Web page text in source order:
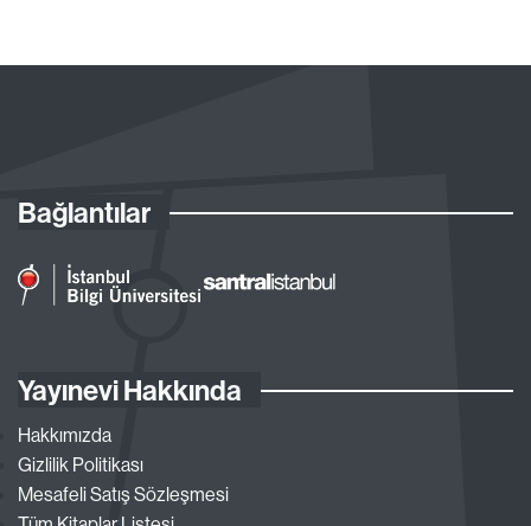
Bağlantılar
Yayınevi Hakkında
Hakkımızda
Gizlilik Politikası
Mesafeli Satış Sözleşmesi